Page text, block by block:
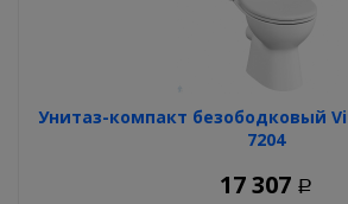
Унитаз-компакт безободковый
7204
17 307 Р